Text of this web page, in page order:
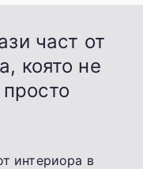
част от
която не
интериора в